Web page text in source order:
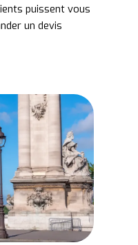
puissent vous
un devis